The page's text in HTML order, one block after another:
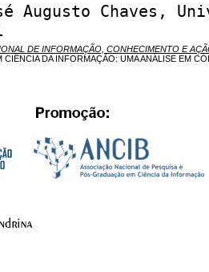
Augusto Chaves,
DE INFORMAÇÃO, CONHECIMENTO E
CIÊNCIA DA INFORMAÇÃO: UMA ANÁLISE EM